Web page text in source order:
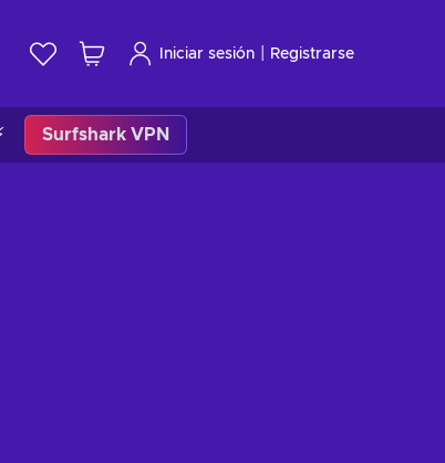
Iniciar sesión Registrarse
Surfshark VPN